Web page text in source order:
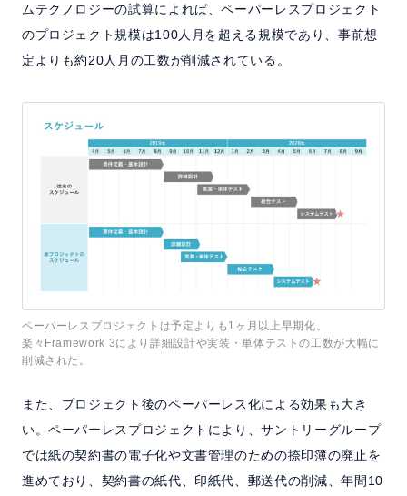
ムテクノロジーの試算によれば、ペーパーレスプロジェクト
のプロジェクト規模は100人月を超える規模であり、事前想
定よりも約20人月の工数が削減されている。
ペーパーレスプロジェクトは予定よりも1ヶ月以上早期化。
楽々Framework 3により詳細設計や実装・単体テストの工数が大幅に
削減された。
また、プロジェクト後のペーパーレス化による効果も大き
い。ペーパーレスプロジェクトにより、サントリーグループ
では紙の契約書の電子化や文書管理のための捺印簿の廃止を
進めており、契約書の紙代、印紙代、郵送代の削減、年間10